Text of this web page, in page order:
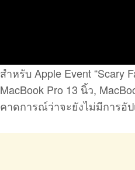
สำหรับ Apple Event “Scary
MacBook Pro 13 นิ้ว,
คาดการณ์ว่าจะยังไม่มีการอัป